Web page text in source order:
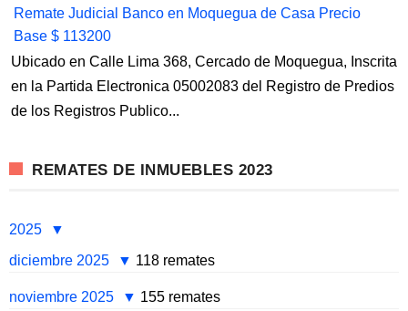
Remate Judicial Banco en Moquegua de Casa Precio
Base $ 113200
Ubicado en Calle Lima 368, Cercado de Moquegua, Inscrita
en la Partida Electronica 05002083 del Registro de Predios
de los Registros Publico...
REMATES DE INMUEBLES 2023
2025
diciembre 2025
118 remates
noviembre 2025 155 remates